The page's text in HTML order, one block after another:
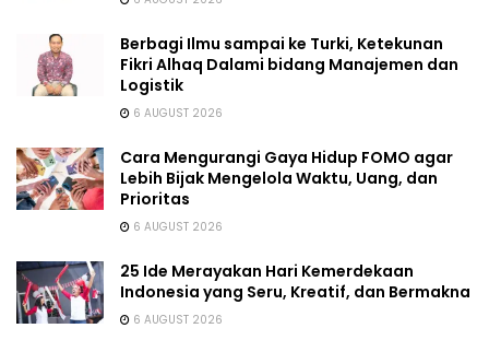
Berbagi Ilmu sampai ke Turki, Ketekunan
Fikri Alhaq Dalami bidang Manajemen dan
Logistik
6 AUGUST 2026
Cara Mengurangi Gaya Hidup FOMO agar
Lebih Bijak Mengelola Waktu, Uang, dan
Prioritas
6 AUGUST 2026
25 Ide Merayakan Hari Kemerdekaan
Indonesia yang Seru, Kreatif, dan Bermakna
6 AUGUST 2026